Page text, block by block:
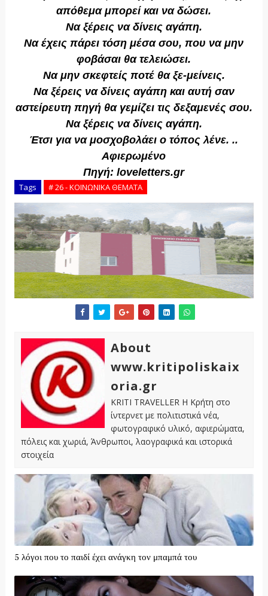
απόθεμα μπορεί και να δώσει.
Να ξέρεις να δίνεις αγάπη.
Να έχεις πάρει τόση μέσα σου, που να μην
φοβάσαι θα τελειώσει.
Να μην σκεφτείς ποτέ θα ξε-μείνεις.
Να ξέρεις να δίνεις αγάπη και αυτή σαν
αστείρευτη πηγή θα γεμίζει τις δεξαμενές σου.
Να ξέρεις να δίνεις αγάπη.
Έτσι για να μοσχοβολάει ο τόπος λένε. ..
Αφιερωμένο
Πηγή:loveletters.gr
Tags # 26 - ΚΟΙΝΩΝΙΚΑ ΘΕΜΑΤΑ
About
www.kritipoliskaix
oria.gr
KRITI TRAVELLER Η Κρήτη στο
ίντερνετ με πολιτιστικά νέα,
φωτογραφικό υλικό, αφιερώματα,
πόλεις και χωριά, Άνθρωποι, λαογραφικά και ιστορικά
στοιχεία
5 λόγοι που το παιδί έχει ανάγκη τον μπαμπά του